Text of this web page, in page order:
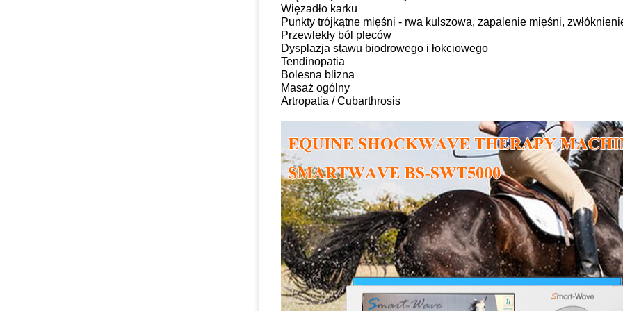
Więzadło karku
Punkty trójkątne mięśni - rwa kulszowa, zapalenie mięśni,
Przewlekły ból pleców
Dysplazja stawu biodrowego i łokciowego
Tendinopatia
Bolesna blizna
Masaż ogólny
Artropatia / Cubarthrosis